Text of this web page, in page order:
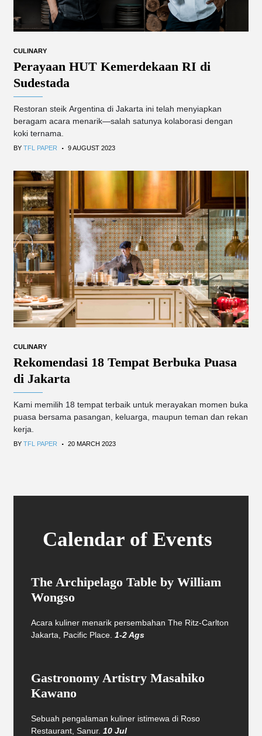
CULINARY
Perayaan HUT Kemerdekaan RI di
Sudestada
Restoran steik Argentina di Jakarta ini telah menyiapkan
beragam acara menarik—salah satunya kolaborasi dengan
koki ternama.
BY TFL PAPER . 9 AUGUST 2023
CULINARY
Rekomendasi 18 Tempat Berbuka Puasa
di Jakarta
Kami memilih 18 tempat terbaik untuk merayakan momen buka
puasa bersama pasangan, keluarga, maupun teman dan rekan
kerja.
BY TFL PAPER . 20 MARCH 2023
Calendar of Events
The Archipelago Table by William
Wongso
Acara kuliner menarik persembahan The Ritz-Carlton
Jakarta, Pacific Place. 1-2 Ags
Gastronomy Artistry Masahiko
Kawano
Sebuah pengalaman kuliner istimewa di Roso
Restaurant, Sanur. 10 Jul